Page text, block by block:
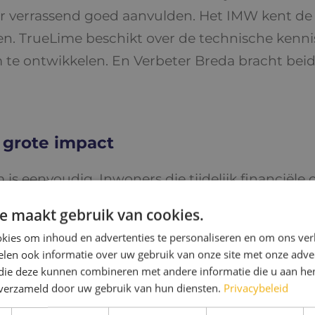
verrassend goed aanvulden. Het IMW kent
TrueLime beschikt over de technische
ontwikkelen. En Verbeter Breda bracht
grote impact
is eenvoudig. Inwoners die tijdelijk financiële
indienen voor een concreet doel. Denk aan
of een andere uitgave die nergens
iets willen betekenen voor een stadsgenoot
hulpvraag. "Het moet zo laagdrempelig
maand vijftig euro over en wil die daarmee
maakt gebruik van cookies.
om inhoud en advertenties te personaliseren en om ons
ook informatie over uw gebruik van onze site met onze
deze kunnen combineren met andere informatie die u aan
door uw gebruik van hun diensten. Privacybeleid